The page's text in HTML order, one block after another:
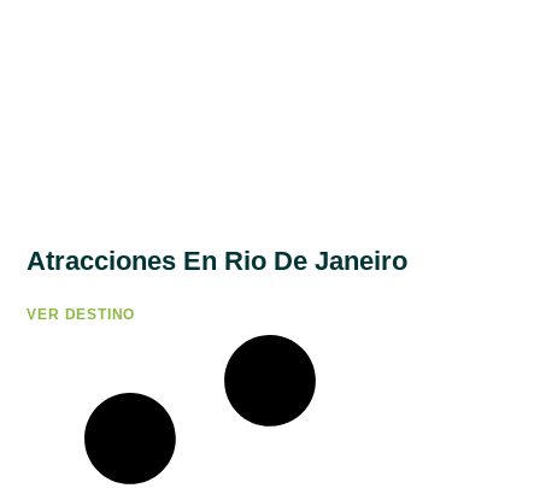
Atracciones En Rio De Janeiro
VER DESTINO